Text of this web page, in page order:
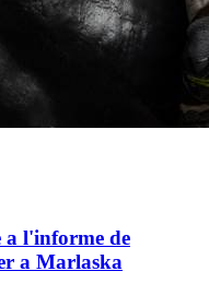
a l'informe de
a Marlaska